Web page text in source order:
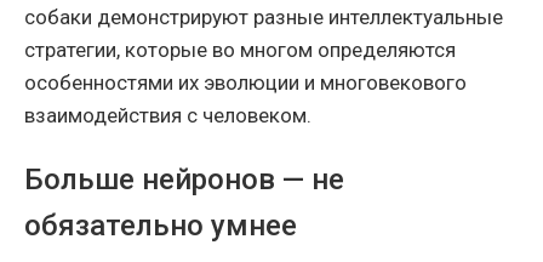
собаки демонстрируют разные интеллектуальные
стратегии, которые во многом определяются
особенностями их эволюции и многовекового
взаимодействия с человеком.
Больше нейронов — не
обязательно умнее